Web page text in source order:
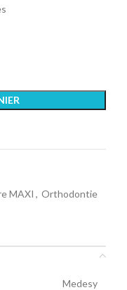
MAXI , Orthodontie
Medesy